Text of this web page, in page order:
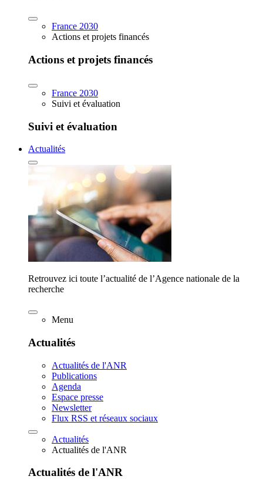
France 2030
Actions et projets financés
Actions et projets financés
France 2030
Suivi et évaluation
Suivi et évaluation
Actualités
Retrouvez ici toute l’actualité de l’Agence nationale de la
recherche
Menu
Actualités
Actualités de l'ANR
Publications
Agenda
Espace presse
Newsletter
Flux RSS et réseaux sociaux
Actualités
Actualités de l'ANR
Actualités de l'ANR